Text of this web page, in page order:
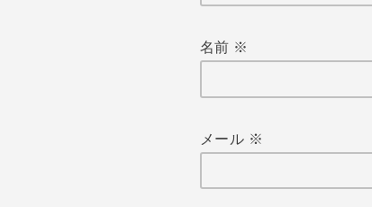
名前 ※
メール ※